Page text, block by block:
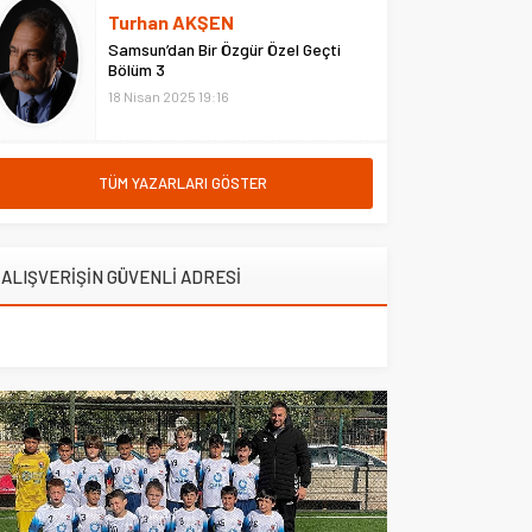
Adliyesi’nde çıkan yangına
müdahale eden Çarşı ve
Mahalle...
Turhan AKŞEN
Samsun’dan Bir Özgür Özel Geçti
Bölüm 3
18 Nisan 2025 19:16
TÜM YAZARLARI GÖSTER
ALIŞVERİŞİN GÜVENLİ ADRESİ